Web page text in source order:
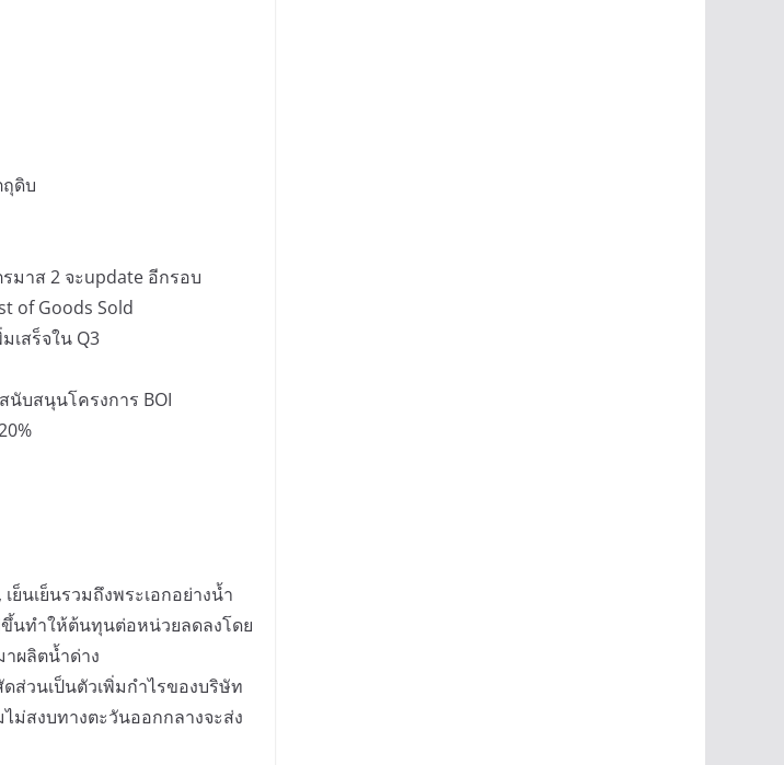
ดิบ
มาส 2 จะupdate อีกรอบ
of Goods Sold
เสร็จใน Q3
นับสนุนโครงการ BOI
นเย็นรวมถึงพระเอกอย่างน้ำ
นทำให้ต้นทุนต่อหน่วยลดลงโดย
าผลิตน้ำด่าง
ส่วนเป็นตัวเพิ่มกำไรของบริษัท
ม่สงบทางตะวันออกกลางจะส่ง